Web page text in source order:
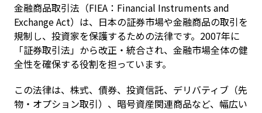
金融商品取引法（FIEA：Financial Instruments and
Exchange Act）は、日本の証券市場や金融商品の取引を
規制し、投資家を保護するための法律です。2007年に
「証券取引法」から改正・統合され、金融市場全体の健
全性を確保する役割を担っています。
この法律は、株式、債券、投資信託、デリバティブ（先
物・オプション取引）、暗号資産関連商品など、幅広い